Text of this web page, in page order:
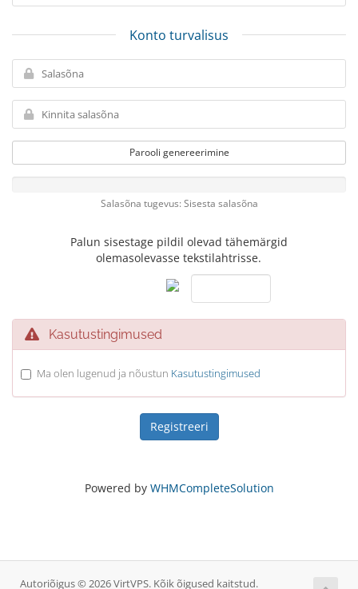
Konto turvalisus
Parooli genereerimine
Salasõna tugevus: Sisesta salasõna
Palun sisestage pildil olevad tähemärgid
olemasolevasse tekstilahtrisse.
Kasutustingimused
Ma olen lugenud ja nõustun Kasutustingimused
Powered by WHMCompleteSolution
Autoriõigus © 2026 VirtVPS. Kõik õigused kaitstud.